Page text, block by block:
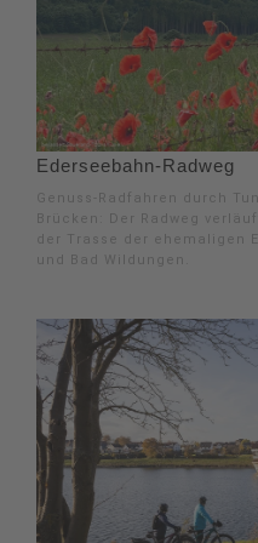
Ederseebahn-Radweg
Genuss-Radfahren durch
Brücken: Der Radweg
der Trasse der ehemaligen
und Bad Wildungen.